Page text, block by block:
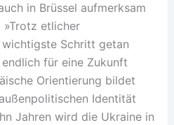
in Brüssel aufmerksam
etlicher
Schritt getan
für eine Zukunft
Orientierung bildet
Identität
Jahren wird die Ukraine in